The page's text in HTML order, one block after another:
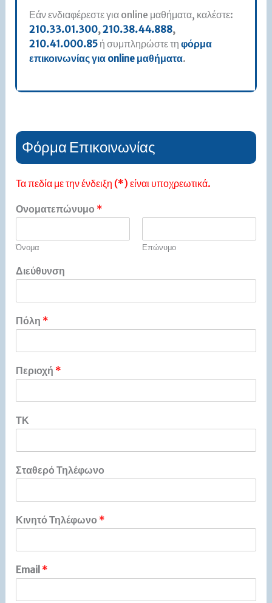
Εάν ενδιαφέρεστε για online μαθήματα, καλέστε:
210.33.01.300, 210.38.44.888,
210.41.000.85ή συμπληρώστε τη φόρμα
επικοινωνίας για online μαθήματα.
Φόρμα Επικοινωνίας
Τα πεδία με την ένδειξη (*) είναι υποχρεωτικά.
Ονοματεπώνυμο *
Όνομα Επώνυμο
Διεύθυνση
Πόλη *
Περιοχή *
ΤΚ
Σταθερό Τηλέφωνο
Κινητό Τηλέφωνο *
Email *